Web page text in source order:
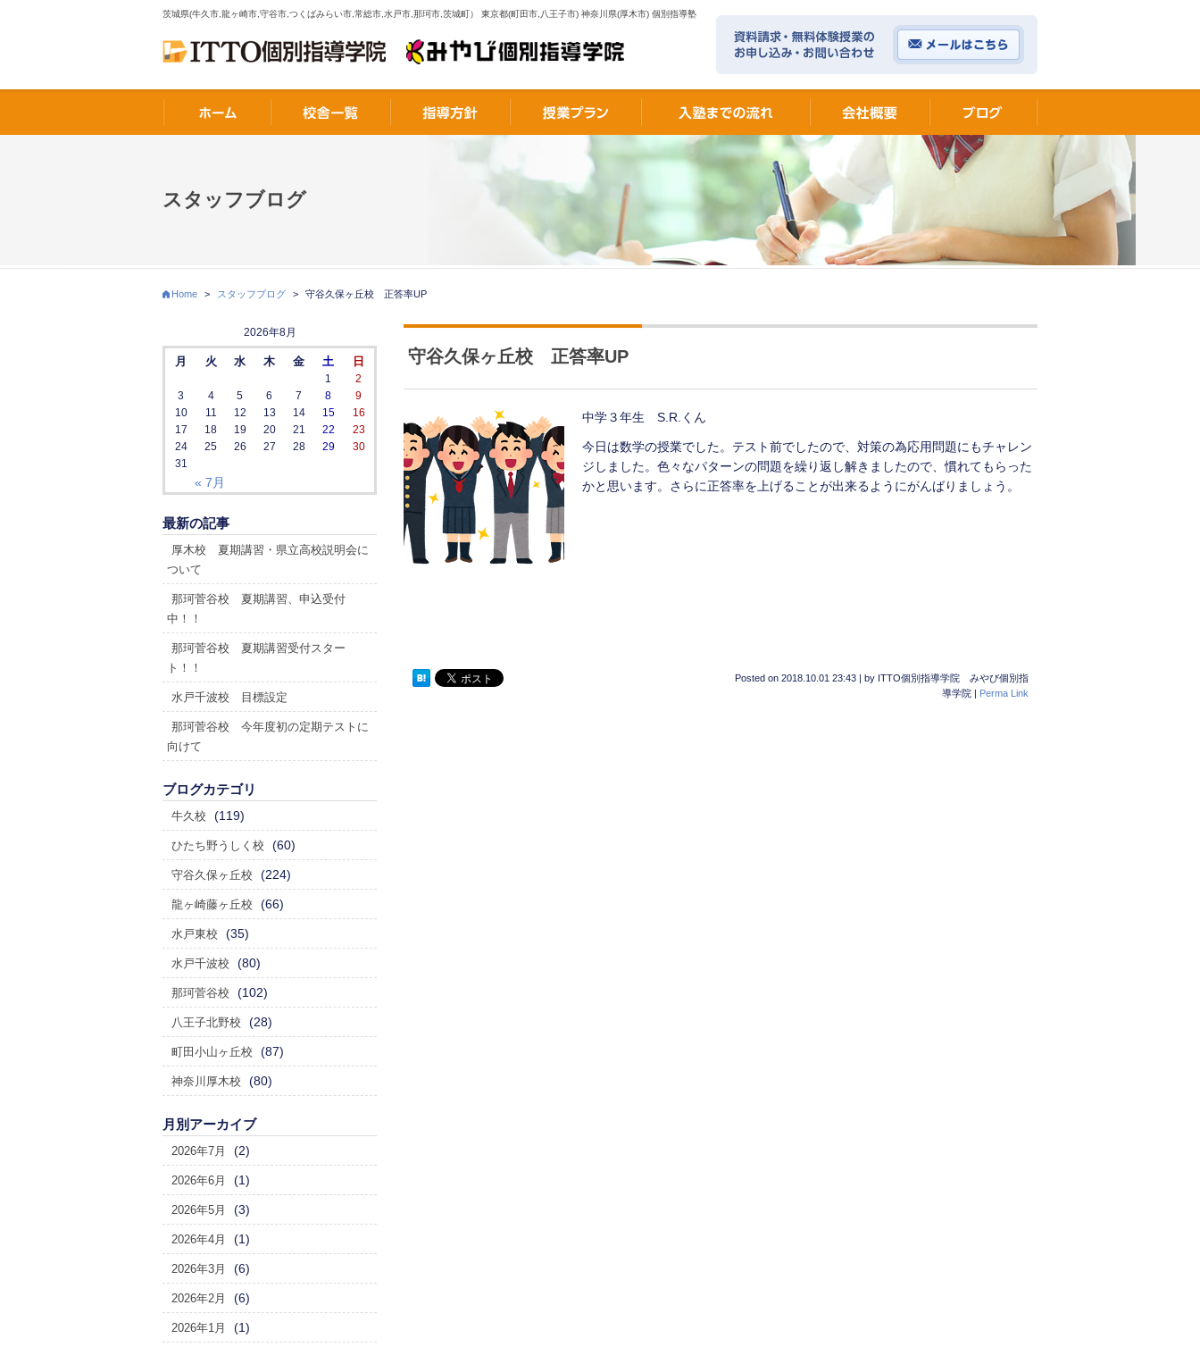
茨城県(牛久市,龍ヶ崎市,守谷市,つくばみらい市,常総市,水戸市,那珂市,茨城町） 東京都(町田市,八王子市) 神奈川県(厚木市) 個別指導塾
スタッフブログ
Home > スタッフブログ > 守谷久保ヶ丘校 正答率UP
守谷久保ヶ丘校 正答率UP
中学３年生 S.R.くん
今日は数学の授業でした。テスト前でしたので、対策の為応用問題にもチャレン
ジしました。色々なパターンの問題を繰り返し解きましたので、慣れてもらった
かと思います。さらに正答率を上げることが出来るようにがんばりましょう。
Posted on 2018.10.01 23:43 | by ITTO個別指導学院 みやび個別指
導学院 | Perma Link
2026年8月
月 火 水 木 金 土 日
« 7月
1
2
3
4 5 6 7 8
9
10
11 12 13 14 15
16
17
18 19 20 21 22
23
24
25 26 27 28 29
30
31
最新の記事
厚木校 夏期講習・県立高校説明会に
ついて
那珂菅谷校 夏期講習、申込受付
中！！
那珂菅谷校 夏期講習受付スター
ト！！
水戸千波校 目標設定
那珂菅谷校 今年度初の定期テストに
向けて
ブログカテゴリ
牛久校 (119)
ひたち野うしく校 (60)
守谷久保ヶ丘校 (224)
龍ヶ崎藤ヶ丘校 (66)
水戸東校 (35)
水戸千波校 (80)
那珂菅谷校 (102)
八王子北野校 (28)
町田小山ヶ丘校 (87)
神奈川厚木校 (80)
月別アーカイブ
2026年7月 (2)
2026年6月 (1)
2026年5月 (3)
2026年4月 (1)
2026年3月 (6)
2026年2月 (6)
2026年1月 (1)